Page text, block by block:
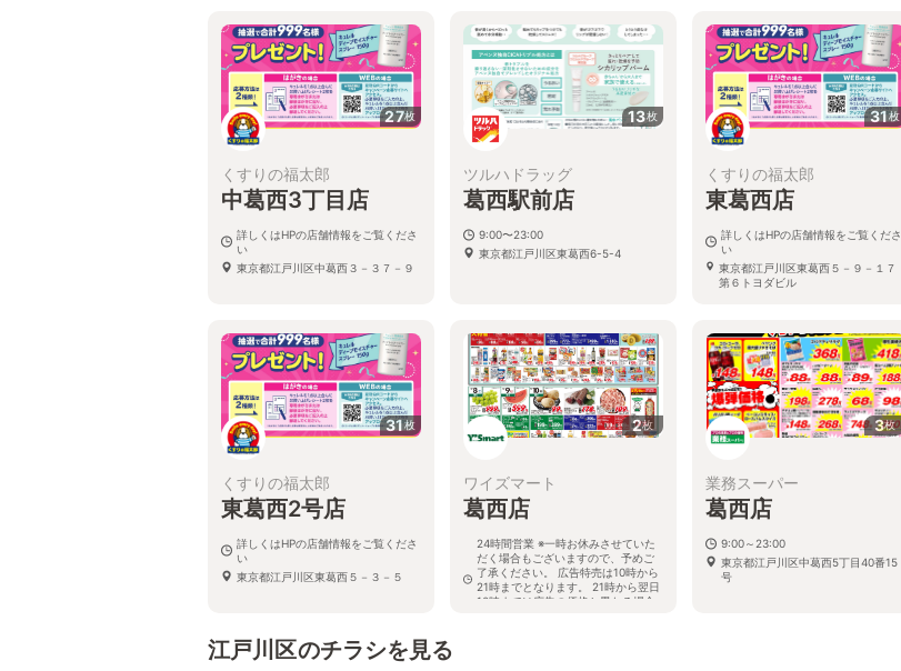
27枚
くすりの福太郎
中葛西3丁目店
詳しくはHPの店舗情報をご覧くださ
い
東京都江戸川区中葛西３－３７－９
13枚
ツルハドラッグ
葛西駅前店
9:00〜23:00
東京都江戸川区東葛西6-5-4
31枚
くすりの福太郎
東葛西店
詳しくはHPの店舗情報をご覧くださ
い
東京都江戸川区東葛西５－９－１７
第６トヨダビル
31枚
くすりの福太郎
東葛西2号店
詳しくはHPの店舗情報をご覧くださ
い
東京都江戸川区東葛西５－３－５
2枚
ワイズマート
葛西店
24時間営業 ※一時お休みさせていた
だく場合もございますので、予めご
了承ください。 広告特売は10時から
21時までとなります。 21時から翌日
10時までは広告の価格と異なる場合
3枚
業務スーパー
葛西店
9:00～23:00
東京都江戸川区中葛西5丁目40番15
号
江戸川区のチラシを見る